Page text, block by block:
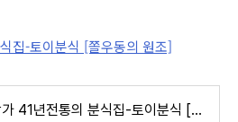
집-토이분식 [쫄우동의 원조]
제물포상가 41년전통의 분식집-토이분식 [쫄우동의 원조]